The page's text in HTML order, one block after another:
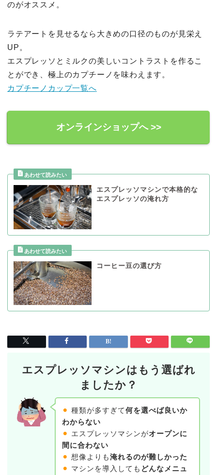
のがオススメ。
ラテアートを見せるなら大きめの口径のものが見栄え
UP。
エスプレッソとミルクの美しいコントラストを作るこ
とができ、極上のカプチーノを味わえます。
カプチーノカップ一覧へ
オンラインショップへ >>
エスプレッソマシンで本格的な
エスプレッソの淹れ方
コーヒー豆の選び方
エスプレッソマシンはもう選ばれ
ましたか？
⚫︎ 種類が多すぎて何を選べば良いか
わからない
⚫︎ エスプレッソマシンがオープンに
間に合わない
⚫︎ 想像よりも淹れるのが難しかった
⚫︎ マシンを導入しても どんなメニュ